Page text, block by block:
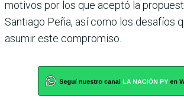
motivos por los que aceptó la
Santiago Peña, así como los desafíos
asumir este compromiso.